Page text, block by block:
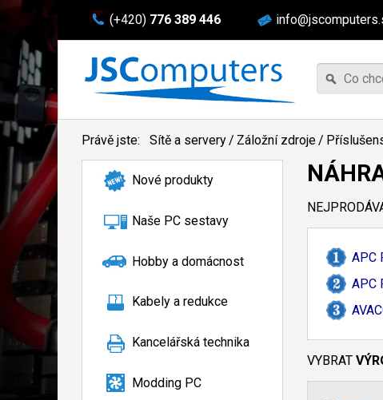
(+420) 776 389 446
Právě jste: Sítě a servery/ Záložní zdroje/
Nové produkty
Naše PC sestavy
Hobby a domácnost
Kabely a redukce
Kancelářská technika
Modding PC
APC
APC
VYBRAT